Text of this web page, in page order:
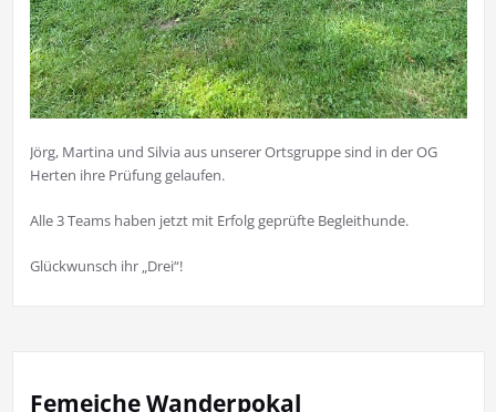
Jörg, Martina und Silvia aus unserer Ortsgruppe sind in der OG
Herten ihre Prüfung gelaufen.
Alle 3 Teams haben jetzt mit Erfolg geprüfte Begleithunde.
Glückwunsch ihr „Drei“!
Femeiche Wanderpokal